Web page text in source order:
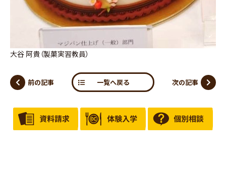
大谷 阿貴（製菓実習教員）
前の記事 一覧へ戻る 次の記事